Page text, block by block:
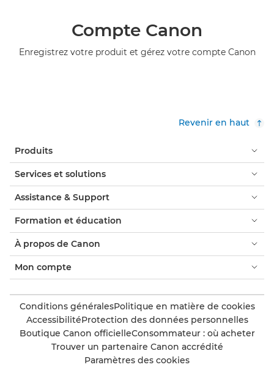
Compte Canon
Enregistrez votre produit et gérez votre compte Canon
Revenir en haut
Produits
Services et solutions
Assistance & Support
Formation et éducation
À propos de Canon
Mon compte
Conditions généralesPolitique en matière de cookies
AccessibilitéProtection des données personnelles
Boutique Canon officielleConsommateur : où acheter
Trouver un partenaire Canon accrédité
Paramètres des cookies